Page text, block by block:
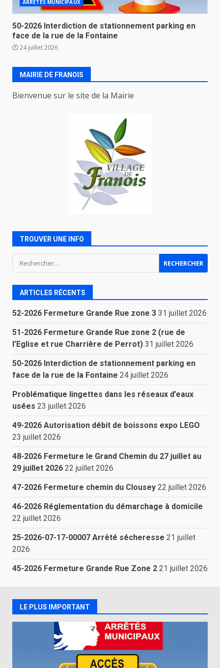
ARRETES MUNICIPAUX
50-2026 Interdiction de stationnement parking en
face de la rue de la Fontaine
24 juillet 2026
MAIRIE DE FRANOIS
Bienvenue sur le site de la Mairie
TROUVER UNE INFO
Rechercher :
ARTICLES RÉCENTS
52-2026 Fermeture Grande Rue zone 3 31 juillet 2026
51-2026 Fermeture Grande Rue zone 2 (rue de
l’Eglise et rue Charrière de Perrot) 31 juillet 2026
50-2026 Interdiction de stationnement parking en
face de la rue de la Fontaine 24 juillet 2026
Problématique lingettes dans les réseaux d’eaux
usées 23 juillet 2026
49-2026 Autorisation débit de boissons expo LEGO
23 juillet 2026
48-2026 Fermeture le Grand Chemin du 27 juillet au
29 juillet 2026 22 juillet 2026
47-2026 Fermeture chemin du Clousey 22 juillet 2026
46-2026 Réglementation du démarchage à domicile
22 juillet 2026
25-2026-07-17-00007 Arrêté sécheresse 21 juillet
2026
45-2026 Fermeture Grande Rue Zone 2 21 juillet 2026
LE PLUS IMPORTANT